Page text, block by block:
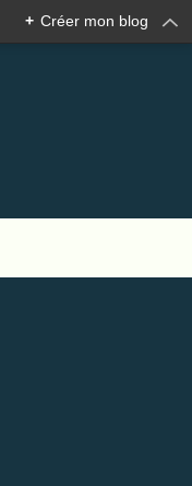
+ Créer mon blog